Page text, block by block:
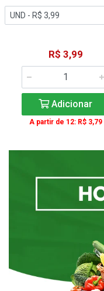
R$ 3,99
Adicionar
A partir de 12: R$ 3,79